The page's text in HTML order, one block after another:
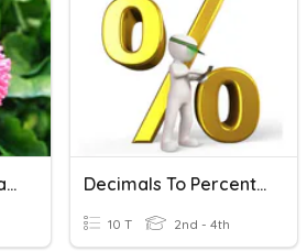
Identifying Place Value (decimals) Decimals To Percentages
10 T 2nd - 4th